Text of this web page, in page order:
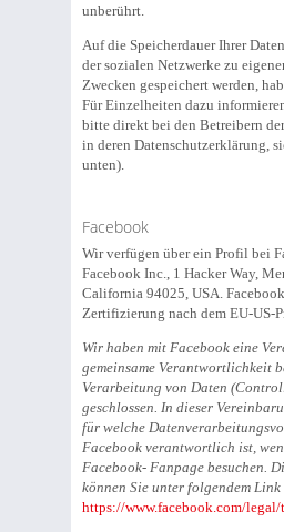
unberührt.
Auf die Speicherdauer Ihrer
der sozialen Netzwerke zu
Zwecken gespeichert werden,
Für Einzelheiten dazu
bitte direkt bei den Betreibern
in deren Datenschutzerklärung,
unten).
Facebook
Wir verfügen über ein Profil bei
Facebook Inc., 1 Hacker Way,
California 94025, USA.
Zertifizierung nach dem EU-US-
Wir haben mit Facebook eine
gemeinsame Verantwortlichkeit
Verarbeitung von Daten
geschlossen. In dieser
für welche
Facebook verantwortlich ist,
Facebook- Fanpage besuchen.
können Sie unter folgendem Link
https://www.facebook.com/